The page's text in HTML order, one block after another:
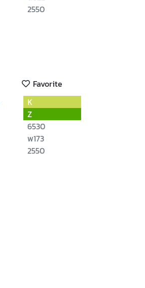
2550
Favorite
K
Z
6530
พ173
2550